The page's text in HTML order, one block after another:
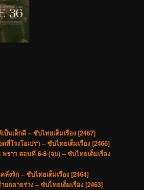
ป็นเด็กดี – ซับไทยเต็มเรื่อง [2467]
ที่โรงโอเปร่า – ซับไทยเต็มเรื่อง [2466]
พราว ตอนที่ 6-8 (จบ) – ซับไทยเต็มเรื่อง
งรัก – ซับไทยเต็มเรื่อง [2464]
ยกลายร่าง – ซับไทยเต็มเรื่อง [2463]